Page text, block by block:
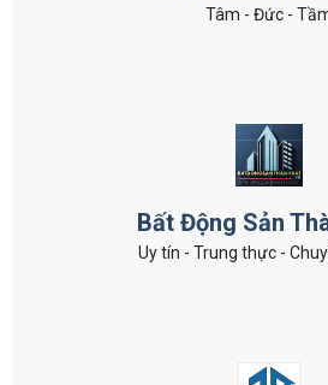
Tâm - Đức -
Bất Động Sản
Uy tín - Trung thực -